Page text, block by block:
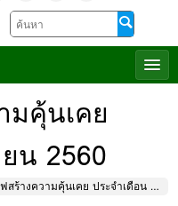
มคุ้นเคย
น 2560
งความคุ้นเคย ประจำเดือน มิถุนายน 2560